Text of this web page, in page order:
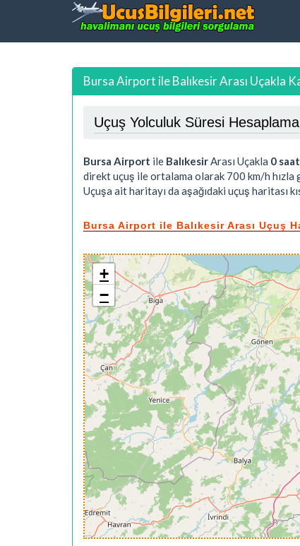
Bursa Airport ile Balıkesir Arası Uçakla
Uçuş Yolculuk Süresi Hesaplama
Bursa Airport ile Balıkesir Arası Uçakla 0
direkt uçuş ile ortalama olarak 700 km/h hızla
Uçuşa ait haritayı da aşağıdaki uçuş haritası
Bursa Airport ile Balıkesir Arası Uçuş
+
−